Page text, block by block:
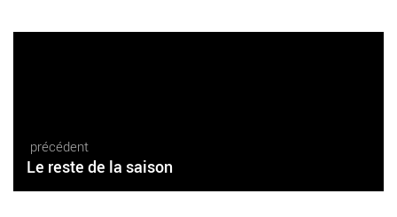
précédent
Le reste de la saison